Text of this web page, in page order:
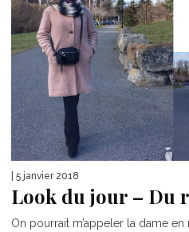
| 5 janvier 2018
Look du jour – Du
On pourrait m’appeler la dame